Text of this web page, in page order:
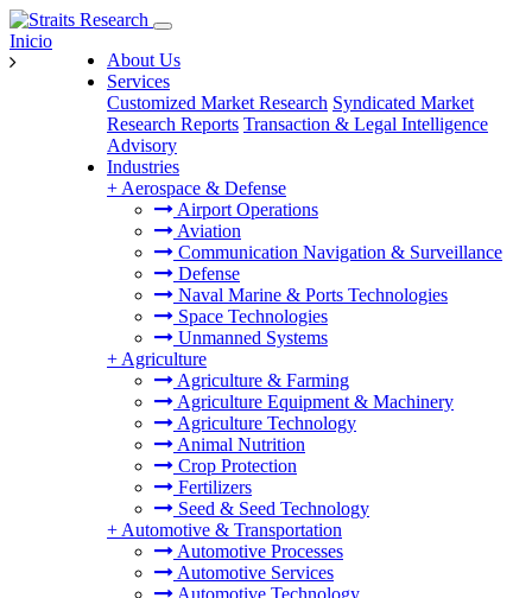
About Us
Services
Customized Market Research Syndicated Market
Research Reports Transaction & Legal Intelligence
Advisory
Industries
+ Aerospace & Defense
Airport Operations
Aviation
Communication Navigation & Surveillance
Defense
Naval Marine & Ports Technologies
Space Technologies
Unmanned Systems
+ Agriculture
Agriculture & Farming
Agriculture Equipment & Machinery
Agriculture Technology
Animal Nutrition
Crop Protection
Fertilizers
Seed & Seed Technology
+ Automotive & Transportation
Automotive Processes
Automotive Services
Automotive Technology
Inicio